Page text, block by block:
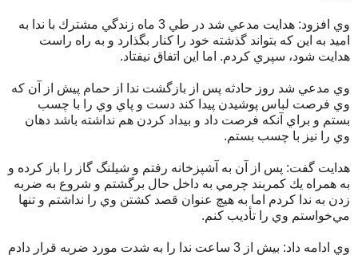
وي افزود: هدايت مدعي شد در طي 3 ماه زندگي مشترك با ندا به
اميد به اين كه بتواند گذشته خود را كنار بگذارد و به راه راست
هدايت شود، سپري كردم. اما اين اتفاق نيفتاد.
وي مدعي شد روز حادثه پس از بازگشت ندا از حمام پيش از آن كه
وي فرصت لباس پوشيدن پيدا كند دست و پاي وي را با چسب
بستم و براي آنكه فرصت داد و بيداد كردن هم نداشته باشد دهان
وي را نيز با چسب بستم.
هدايت گفت: پس از آن به آشپزخانه رفتم و شيلنگ گاز را باز كرده و
به همراه يك كمربند چرمي به داخل حال برگشتم و شروع به ضربه
زدن به ندا كردم اما به هيچ ‌عنوان قصد كشتن وي را نداشتم و تنها
مي‌خواستم وي را تأديب كنم.
وي ادامه داد: بيش از 3 ساعت ندا را به شدت مورد ضربه قرار دادم